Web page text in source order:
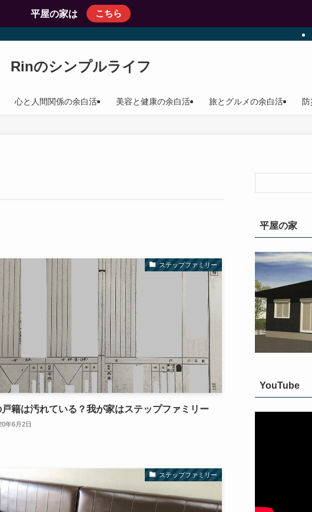
平屋の家は こちら
Rinのシンプルライフ
心と人間関係の余白活 美容と健康の余白活 旅とグルメの余白活
ステップファミリー
籍は汚れている？我が家はステップファミリー
年6月2日
ステップファミリー
平屋の家
YouTube